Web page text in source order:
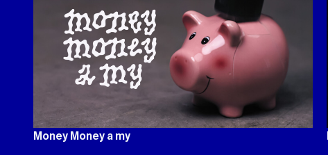
Money Money a my